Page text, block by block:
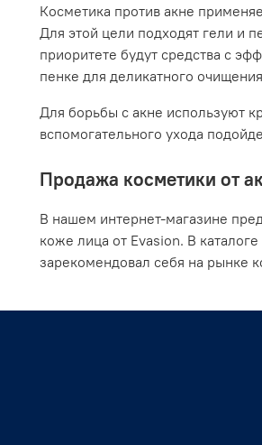
Косметика против акне
Для этой цели подходят гели и
приоритете будут средства с
пенке для деликатного
Для борьбы с акне используют
вспомогательного ухода
Продажа косметики от
В нашем интернет-магазине
коже лица от Evasion. В
зарекомендовал себя на рынке